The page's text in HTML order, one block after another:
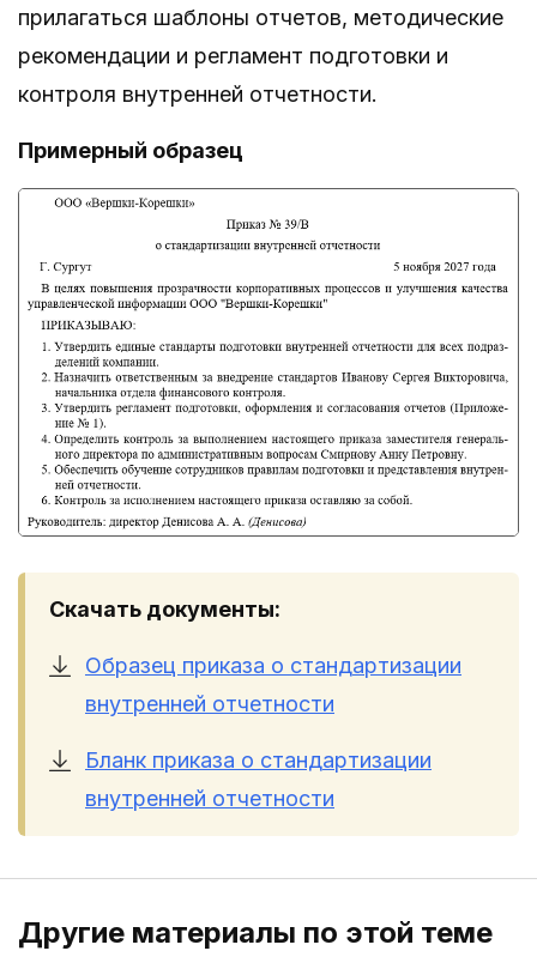
прилагаться шаблоны отчетов, методические
рекомендации и регламент подготовки и
контроля внутренней отчетности.
Примерный образец
Скачать документы:
Образец приказа о стандартизации
внутренней отчетности
Бланк приказа о стандартизации
внутренней отчетности
Другие материалы по этой теме